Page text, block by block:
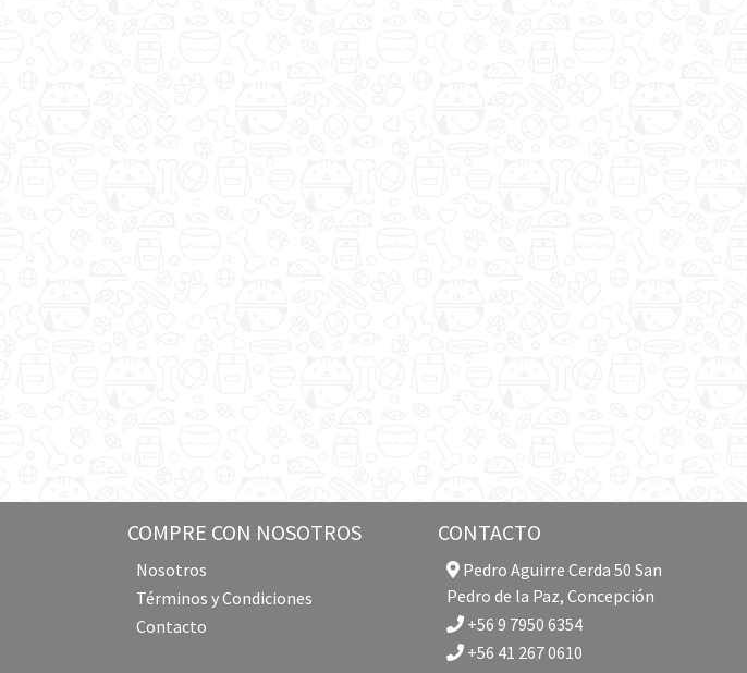
COMPRE CON NOSOTROS
Nosotros
Términos y Condiciones
Contacto
CONTACTO
Pedro Aguirre Cerda 50 San
Pedro de la Paz, Concepción
+56 9 7950 6354
+56 41 267 0610